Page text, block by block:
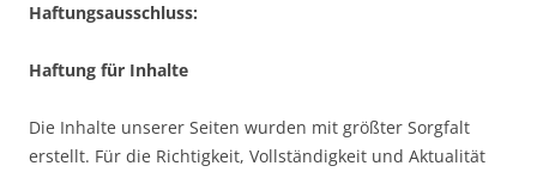
Haftungsausschluss:
Haftung für Inhalte
Die Inhalte unserer Seiten wurden mit größter Sorgfalt
erstellt. Für die Richtigkeit, Vollständigkeit und Aktualität